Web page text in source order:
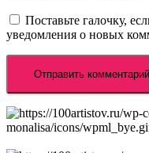
Поставьте галочку,
уведомления о новых